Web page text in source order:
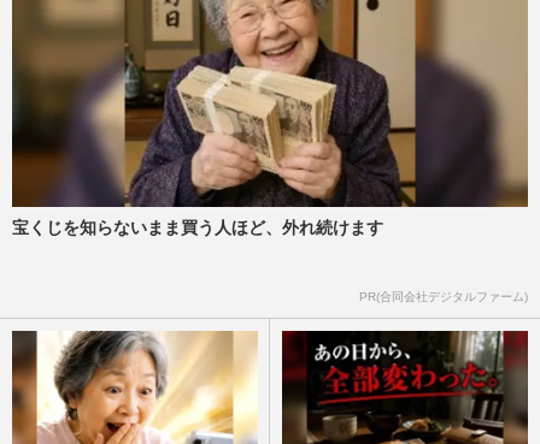
宝くじを知らないまま買う人ほど、外れ続けます
PR(合同会社デジタルファーム)